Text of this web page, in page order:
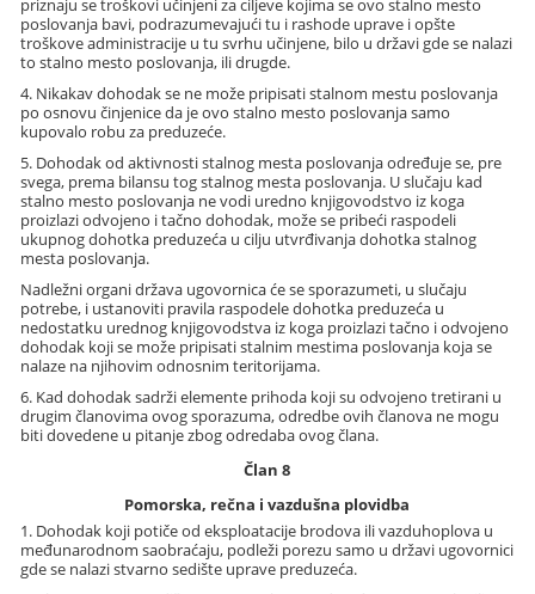
priznaju se troškovi učinjeni za ciljeve kojima se ovo stalno mesto
poslovanja bavi, podrazumevajući tu i rashode uprave i opšte
troškove administracije u tu svrhu učinjene, bilo u državi gde se nalazi
to stalno mesto poslovanja, ili drugde.
4. Nikakav dohodak se ne može pripisati stalnom mestu poslovanja
po osnovu činjenice da je ovo stalno mesto poslovanja samo
kupovalo robu za preduzeće.
5. Dohodak od aktivnosti stalnog mesta poslovanja određuje se, pre
svega, prema bilansu tog stalnog mesta poslovanja. U slučaju kad
stalno mesto poslovanja ne vodi uredno knjigovodstvo iz koga
proizlazi odvojeno i tačno dohodak, može se pribeći raspodeli
ukupnog dohotka preduzeća u cilju utvrđivanja dohotka stalnog
mesta poslovanja.
Nadležni organi država ugovornica će se sporazumeti, u slučaju
potrebe, i ustanoviti pravila raspodele dohotka preduzeća u
nedostatku urednog knjigovodstva iz koga proizlazi tačno i odvojeno
dohodak koji se može pripisati stalnim mestima poslovanja koja se
nalaze na njihovim odnosnim teritorijama.
6. Kad dohodak sadrži elemente prihoda koji su odvojeno tretirani u
drugim članovima ovog sporazuma, odredbe ovih članova ne mogu
biti dovedene u pitanje zbog odredaba ovog člana.
Član 8
Pomorska, rečna i vazdušna plovidba
1. Dohodak koji potiče od eksploatacije brodova ili vazduhoplova u
međunarodnom saobraćaju, podleži porezu samo u državi ugovornici
gde se nalazi stvarno sedište uprave preduzeća.